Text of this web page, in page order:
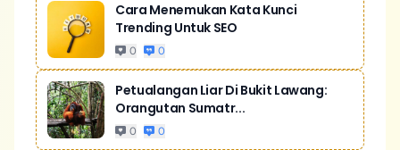
Cara Menemukan Kata Kunci
Trending Untuk SEO
0 0
Petualangan Liar Di Bukit Lawang:
Orangutan Sumatr...
0 0